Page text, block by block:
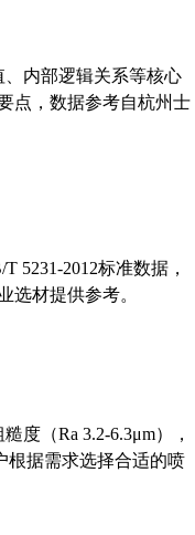
内部逻辑关系等核心
点，数据参考自杭州士
5231-2012标准数据，
选材提供参考。
度（Ra 3.2-6.3μm），
根据需求选择合适的喷